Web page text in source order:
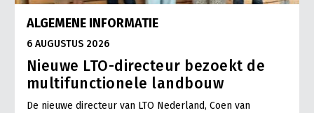
ALGEMENE INFORMATIE
6 AUGUSTUS 2026
Nieuwe LTO-directeur bezoekt de
multifunctionele landbouw
De nieuwe directeur van LTO Nederland, Coen van